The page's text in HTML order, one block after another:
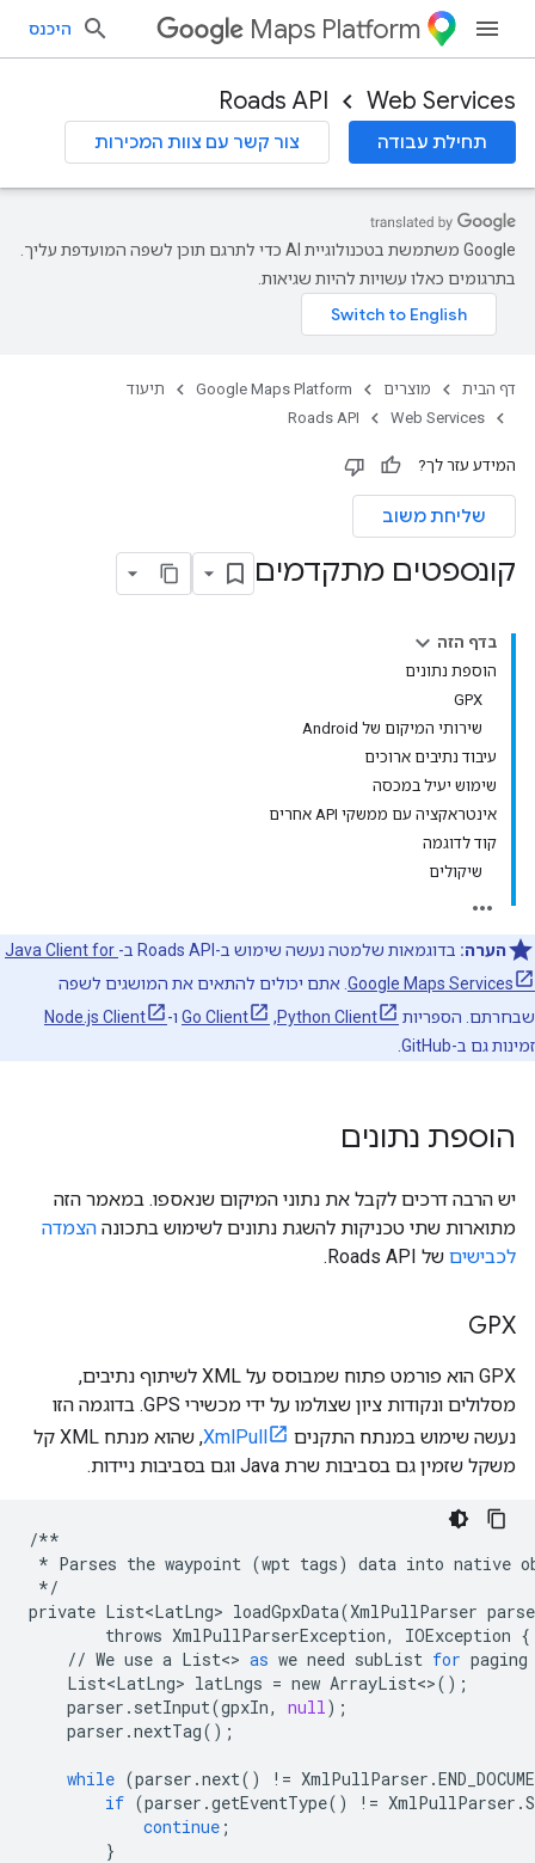
Maps Platform היכנס
Web Services
Roads API
תחילת עבודה צור קשר עם צוות המכירות
‫Google משתמשת בטכנולוגיית AI כדי לתרגם תוכן לשפה המועדפת עליך.
בתרגומים כאלו עשויות להיות שגיאות.
דף הבית מוצרים Google Maps Platform
תיעוד
Web Services
Roads API
המידע עזר לך?
שליחת משוב
קונספטים מתקדמים
בדף הזה
הוספת נתונים
GPX
שירותי המיקום של Android
עיבוד נתיבים ארוכים
שימוש יעיל במכסה
אינטראקציה עם ממשקי API אחרים
קוד לדוגמה
שיקולים
הערה: בדוגמאות שלמטה נעשה שימוש ב- Roads API ב- Java Client for
Google Maps Services . אתם יכולים להתאים את המושגים לשפה
שבחרתם. הספריות
Python Client
,‏
Go Client ו-
Node.js Client
זמינות גם ב-GitHub.
הוספת נתונים
יש הרבה דרכים לקבל את נתוני המיקום שנאספו. במאמר הזה
מתוארות שתי טכניקות להשגת נתונים לשימוש בתכונה הצמדה
לכבישים של Roads API
.
GPX
‫GPX הוא פורמט פתוח שמבוסס על XML לשיתוף נתיבים,
מסלולים ונקודות ציון שצולמו על ידי מכשירי GPS. בדוגמה הזו
נעשה שימוש במנתח התקנים
XmlPull
, שהוא מנתח XML קל
משקל שזמין גם בסביבות שרת Java וגם בסביבות ניידות.
/**
* Parses the waypoint (wpt tags) data into native
*/
private List<LatLng> loadGpxData(XmlPullParser
throws XmlPullParserException, IOException {
// We use a List<> as we need subList for paging
List<LatLng> latLngs = new ArrayList<>();
parser . setInput(gpxIn, null);
parser .nextTag();
while (parser .next() != XmlPullParser .
if (parser .getEventType() != XmlPullParser .
continue ;
}